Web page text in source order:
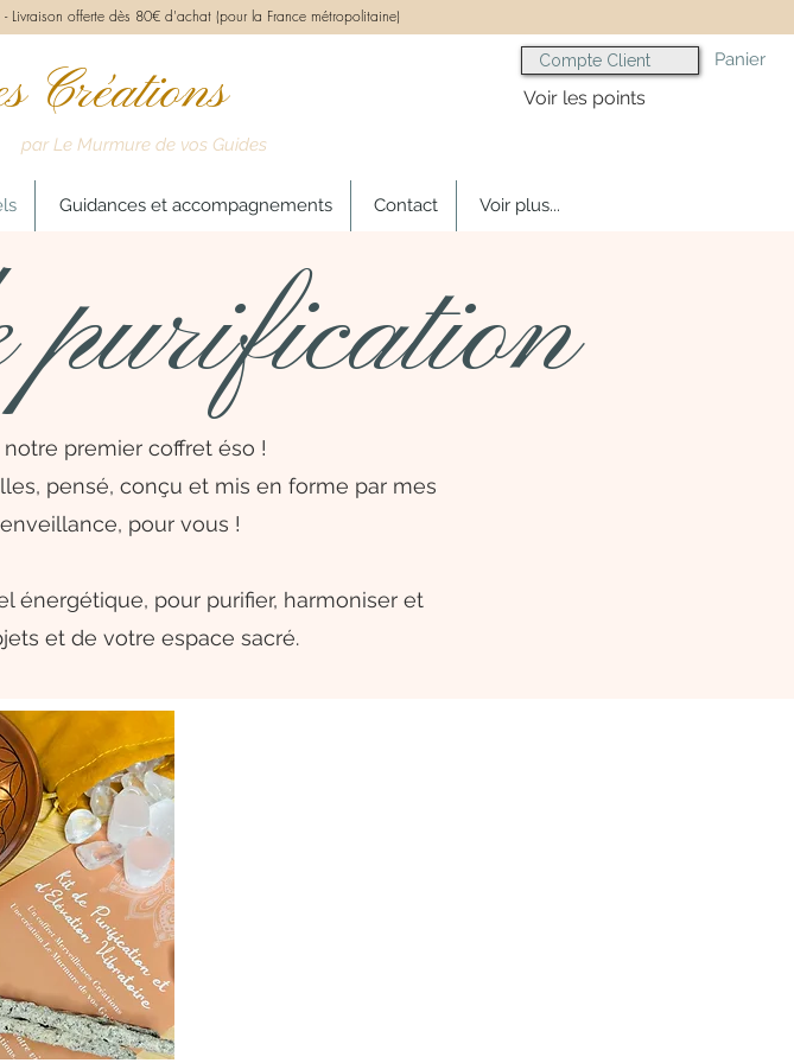
- Livraison offerte dès 80€ d'achat (pour la France métropolitaine)
Créations Panier
Compte Client
Voir les points
par Le Murmure de vos Guides
Guidances et accompagnements Contact Voir plus...
premier coffret éso !
pensé, conçu et mis en forme par mes
pour vous !
énergétique, pour purifier, harmoniser et
et de votre espace sacré.